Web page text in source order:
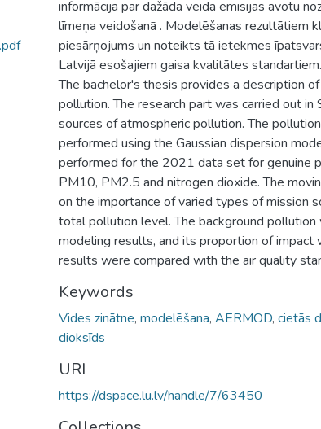
informācija par dažāda veida emisijas avotu
līmeņa veidošanā̄ . Modelēšanas rezultātiem
piesārņojums un noteikts tā ietekmes
Latvijā esošajiem gaisa kvalitātes standartiem.
The bachelor's thesis provides a description
pollution. The research part was carried out in
sources of atmospheric pollution. The
performed using the Gaussian dispersion
performed for the 2021 data set for genuine
PM10, PM2.5 and nitrogen dioxide. The
on the importance of varied types of mission
total pollution level. The background
modeling results, and its proportion of impact
results were compared with the air quality
Keywords
Vides zinātne, modelēšana, AERMOD, cietās
dioksīds
URI
https://dspace.lu.lv/handle/7/63450